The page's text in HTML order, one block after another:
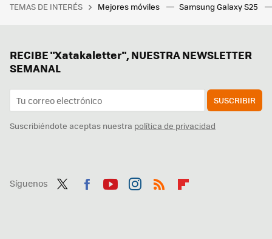
TEMAS DE INTERÉS Mejores móviles Samsung Galaxy S25
RECIBE "Xatakaletter", NUESTRA NEWSLETTER
SEMANAL
SUSCRIBIR
Suscribiéndote aceptas nuestra política de privacidad
Síguenos